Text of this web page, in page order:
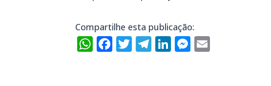
Compartilhe esta publicação:
WhatsApp
Facebook
Twitter
Telegram
LinkedIn
Messenger